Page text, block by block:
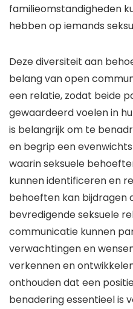
familieomstandigheden
hebben op iemands
Deze diversiteit aan
belang van open
een relatie, zodat beide
gewaardeerd voelen in
is belangrijk om te
en begrip een
waarin seksuele
kunnen identificeren en
behoeften kan bijdragen
bevredigende seksuele
communicatie kunnen
verwachtingen en
verkennen en
onthouden dat een
benadering essentieel is